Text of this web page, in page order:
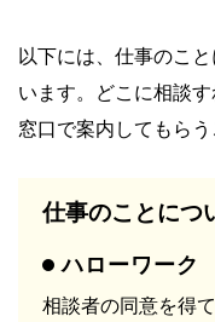
以下には、仕事のこ
います。どこに相談
窓口で案内してもらう
仕事のことにつ
ハローワーク
相談者の同意を得